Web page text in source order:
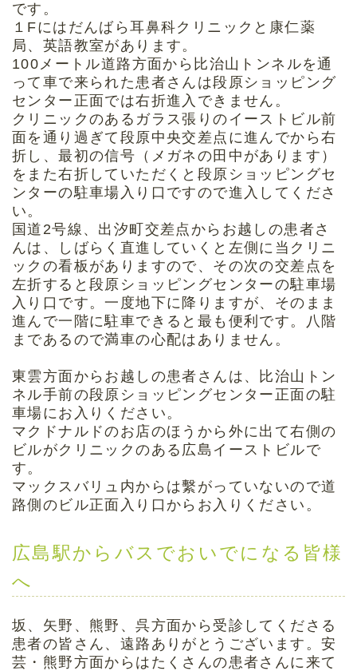
です。
１Fにはだんばら耳鼻科クリニックと康仁薬
局、英語教室があります。
100メートル道路方面から比治山トンネルを通
って車で来られた患者さんは段原ショッピング
センター正面では右折進入できません。
クリニックのあるガラス張りのイーストビル前
面を通り過ぎて段原中央交差点に進んでから右
折し、最初の信号（メガネの田中があります）
をまた右折していただくと段原ショッピングセ
ンターの駐車場入り口ですので進入してくださ
い。
国道2号線、出汐町交差点からお越しの患者さ
んは、しばらく直進していくと左側に当クリニ
ックの看板がありますので、その次の交差点を
左折すると段原ショッピングセンターの駐車場
入り口です。一度地下に降りますが、そのまま
進んで一階に駐車できると最も便利です。八階
まであるので満車の心配はありません。
東雲方面からお越しの患者さんは、比治山トン
ネル手前の段原ショッピングセンター正面の駐
車場にお入りください。
マクドナルドのお店のほうから外に出て右側の
ビルがクリニックのある広島イーストビルで
す。
マックスバリュ内からは繫がっていないので道
路側のビル正面入り口からお入りください。
広島駅からバスでおいでになる皆様
へ
坂、矢野、熊野、呉方面から受診してくださる
患者の皆さん、遠路ありがとうございます。安
芸・熊野方面からはたくさんの患者さんに来て